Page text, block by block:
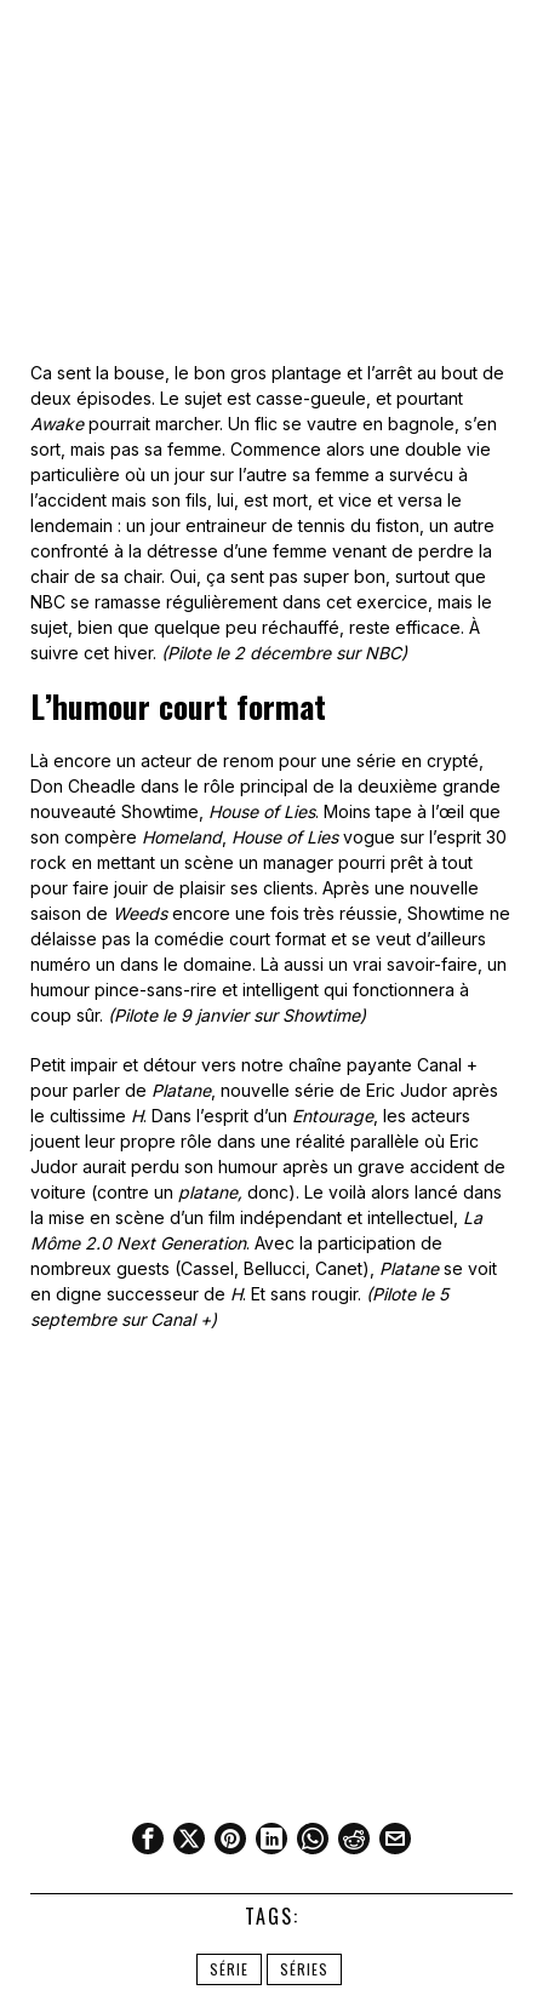
Ca sent la bouse, le bon gros plantage et l’arrêt au bout de
deux épisodes. Le sujet est casse-gueule, et pourtant
Awakepourrait marcher. Un flic se vautre en bagnole, s’en
sort, mais pas sa femme. Commence alors une double vie
particulière où un jour sur l’autre sa femme a survécu à
l’accident mais son fils, lui, est mort, et vice et versa le
lendemain : un jour entraineur de tennis du fiston, un autre
confronté à la détresse d’une femme venant de perdre la
chair de sa chair. Oui, ça sent pas super bon, surtout que
NBC se ramasse régulièrement dans cet exercice, mais le
sujet, bien que quelque peu réchauffé, reste efficace. À
suivre cet hiver. (Pilote le 2 décembre sur NBC)
L’humour court format
Là encore un acteur de renom pour une série en crypté,
Don Cheadle dans le rôle principal de la deuxième grande
nouveauté Showtime, House of Lies. Moins tape à l’œil que
son compère Homeland, House of Liesvogue sur l’esprit 30
rock en mettant un scène un manager pourri prêt à tout
pour faire jouir de plaisir ses clients. Après une nouvelle
saison de Weedsencore une fois très réussie, Showtime ne
délaisse pas la comédie court format et se veut d’ailleurs
numéro un dans le domaine. Là aussi un vrai savoir-faire, un
humour pince-sans-rire et intelligent qui fonctionnera à
coup sûr. (Pilote le 9 janvier sur Showtime)
Petit impair et détour vers notre chaîne payante Canal +
pour parler de Platane, nouvelle série de Eric Judor après
le cultissime H. Dans l’esprit d’un Entourage, les acteurs
jouent leur propre rôle dans une réalité parallèle où Eric
Judor aurait perdu son humour après un grave accident de
voiture (contre un platane, donc). Le voilà alors lancé dans
la mise en scène d’un film indépendant et intellectuel, La
Môme 2.0 Next Generation. Avec la participation de
nombreux guests (Cassel, Bellucci, Canet), Platanese voit
en digne successeur de H. Et sans rougir. (Pilote le 5
septembre sur Canal +)
TAGS:
SÉRIE SÉRIES